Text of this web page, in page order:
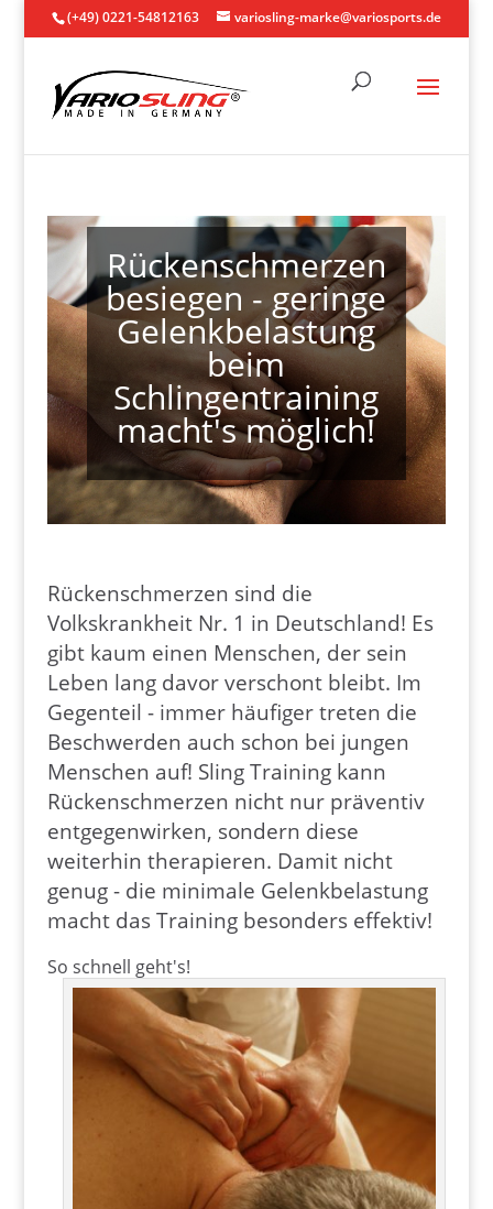
(+49) 0221-54812163 variosling-marke@variosports.de
Rückenschmerzen
besiegen - geringe
Gelenkbelastung
beim
Schlingentraining
macht's möglich!
Rückenschmerzen sind die
Volkskrankheit Nr. 1 in Deutschland! Es
gibt kaum einen Menschen, der sein
Leben lang davor verschont bleibt. Im
Gegenteil - immer häufiger treten die
Beschwerden auch schon bei jungen
Menschen auf! Sling Training kann
Rückenschmerzen nicht nur präventiv
entgegenwirken, sondern diese
weiterhin therapieren. Damit nicht
genug - die minimale Gelenkbelastung
macht das Training besonders effektiv!
So schnell geht's!